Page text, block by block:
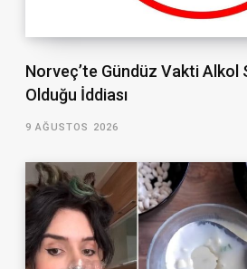
Norveç’te Gündüz Vakti Alkol
Olduğu İddiası
9 AĞUSTOS 2026